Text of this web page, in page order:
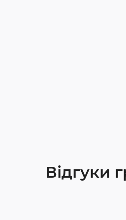
Відгуки